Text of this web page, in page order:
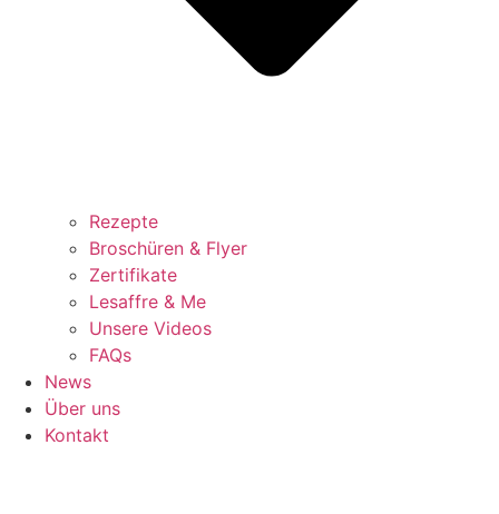
Rezepte
Broschüren & Flyer
Zertifikate
Lesaffre & Me
Unsere Videos
FAQs
News
Über uns
Kontakt